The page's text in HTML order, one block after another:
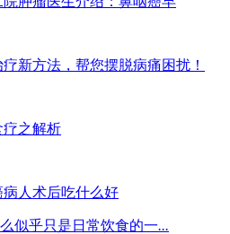
新方法，帮您摆脱病痛困扰！
疗之解析
人术后吃什么好
似乎只是日常饮食的一...